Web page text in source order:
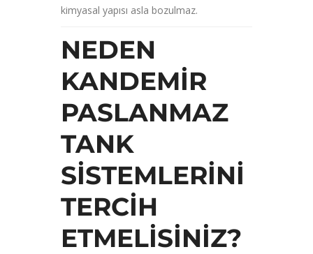
kimyasal yapısı asla bozulmaz.
NEDEN
KANDEMIR
PASLANMAZ
TANK
SISTEMLERINI
TERCIH
ETMELISINIZ?